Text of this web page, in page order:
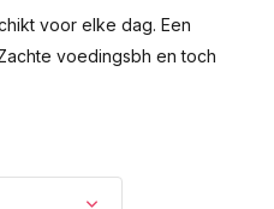
voor elke dag. Een
voedingsbh en toch